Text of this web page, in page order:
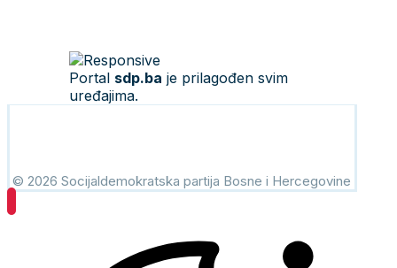
Portal sdp.ba je prilagođen svim
uređajima.
© 2026 Socijaldemokratska partija Bosne i Hercegovine